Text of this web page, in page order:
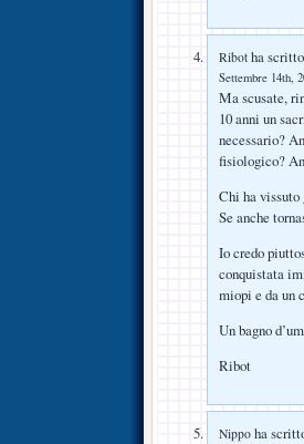
Ribot ha
Settembre 14th,
Ma scusate,
10 anni un
necessario?
fisiologico?
Chi ha vissuto
Se anche
Io credo
conquistata
miopi e da un
Un bagno
Ribot
Nippo ha